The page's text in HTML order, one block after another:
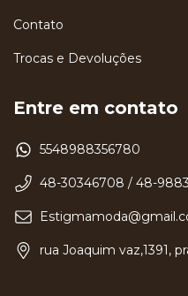
Contato
Trocas e Devoluções
Entre em contato
5548988356780
48-30346708 / 48-
rua Joaquim vaz,1391,